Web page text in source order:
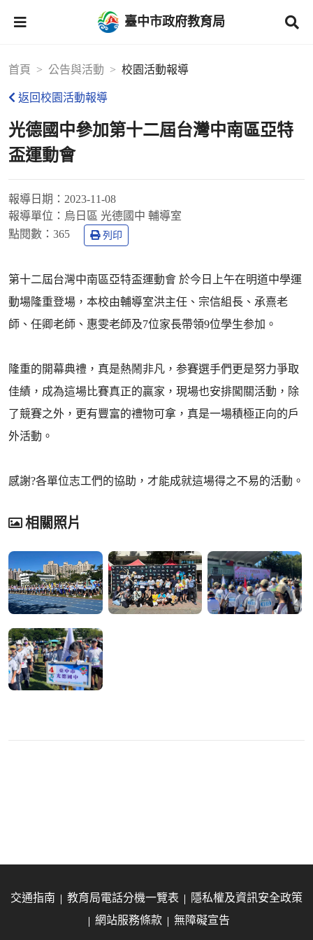
臺中市政府教育局
首頁 公告與活動 校園活動報導
返回校園活動報導
光德國中參加第十二屆台灣中南區亞特
盃運動會
報導日期： 2023-11-08
報導單位： 烏日區 光德國中 輔導室
點閱數： 365 列印
第十二屆台灣中南區亞特盃運動會 於今日上午在明道中學運
動場隆重登場，本校由輔導室洪主任、宗信組長、承熹老
師、任卿老師、惠雯老師及7位家長帶領9位學生参加。
隆重的開幕典禮，真是熱鬧非凡，参賽選手們更是努力爭取
佳績，成為這場比賽真正的贏家，現場也安排闖關活動，除
了競賽之外，更有豐富的禮物可拿，真是一場積極正向的戶
外活動。
感謝?各單位志工們的協助，才能成就這場得之不易的活動。
相關照片
交通指南 教育局電話分機一覽表
隱私權及資訊安全政策
網站服務條款
無障礙宣告